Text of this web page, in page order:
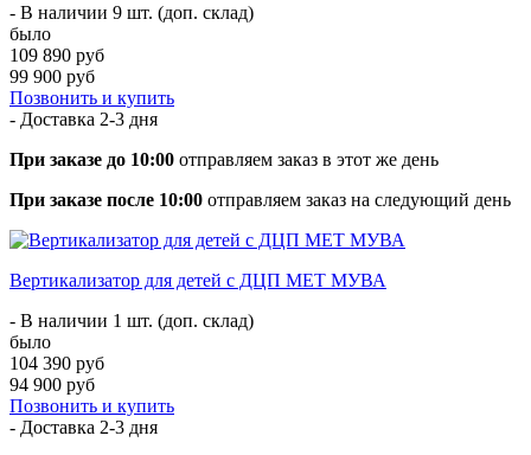
- В наличии 9 шт. (доп. склад)
было
109 890 руб
99 900 руб
Позвонить и купить
- Доставка 2-3 дня
При заказе до 10:00 отправляем заказ в этот же день
При заказе после 10:00 отправляем заказ на следующий день
Вертикализатор для детей с ДЦП MET МУВА
- В наличии 1 шт. (доп. склад)
было
104 390 руб
94 900 руб
Позвонить и купить
- Доставка 2-3 дня